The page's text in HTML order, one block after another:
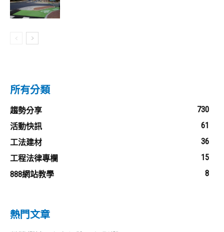
所有分類
趨勢分享
730
活動快訊
61
工法建材
36
工程法律專欄
15
888網站教學
8
熱門文章